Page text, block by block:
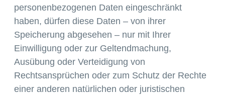
personenbezogenen Daten eingeschränkt
haben, dürfen diese Daten – von ihrer
Speicherung abgesehen – nur mit Ihrer
Einwilligung oder zur Geltendmachung,
Ausübung oder Verteidigung von
Rechtsansprüchen oder zum Schutz der Rechte
einer anderen natürlichen oder juristischen